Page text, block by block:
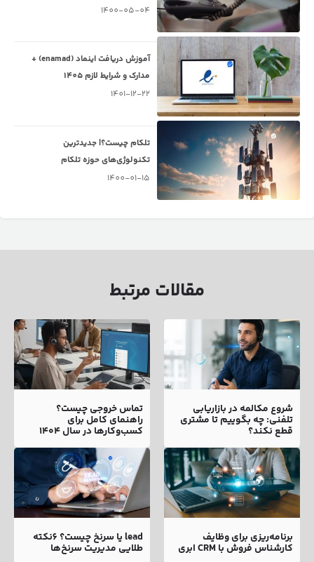
1400-05-04
آموزش دریافت اینماد (enamad) +
مدارک و شرایط لازم 1405
1401-12-22
تلکام چیست؟| جدیدترین
تکنولوژی‌های حوزه تلکام
1400-01-15
مقالات مرتبط
شروع مکالمه در بازاریابی
تلفنی: چه بگوییم تا مشتری
قطع نکند؟
تماس خروجی چیست؟
راهنمای کامل برای
کسب‌وکارها در سال ۱۴۰۴
برنامه‌ریزی برای وظایف
کارشناس فروش با CRM ابری
lead یا سرنخ چیست؟ 6نکته
طلایی مدیریت سرنخ‌ها